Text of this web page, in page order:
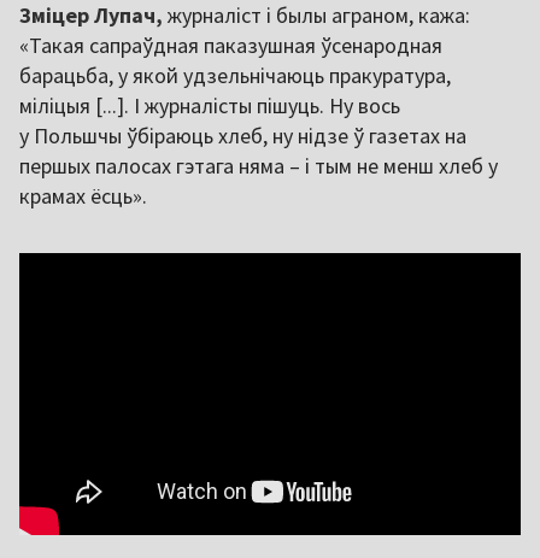
Зміцер Лупач, журналіст і былы аграном, кажа:
«Такая сапраўдная паказушная ўсенародная
барацьба, у якой удзельнічаюць пракуратура,
міліцыя [...]. І журналісты пішуць. Ну вось
у Польшчы ўбіраюць хлеб, ну нідзе ў газетах на
першых палосах гэтага няма – і тым не менш хлеб у
крамах ёсць».